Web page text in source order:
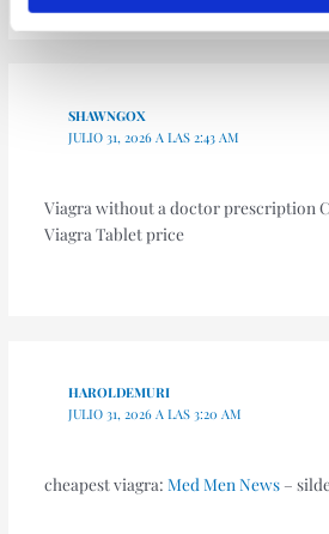
SHAWNGOX
JULIO 31, 2026 A LAS 2:43 AM
Viagra without a doctor prescription
Viagra Tablet price
HAROLDEMURI
JULIO 31, 2026 A LAS 3:20 AM
cheapest viagra: Med Men News–